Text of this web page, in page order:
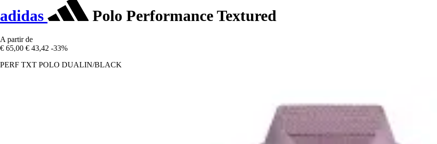
adidas Polo Performance Textured
A partir de
€ 65,00 € 43,42 -33%
PERF TXT POLO DUALIN/BLACK